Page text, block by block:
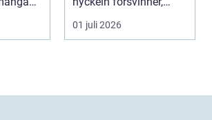
tuf...
dörren kärva...
01 juli 2026